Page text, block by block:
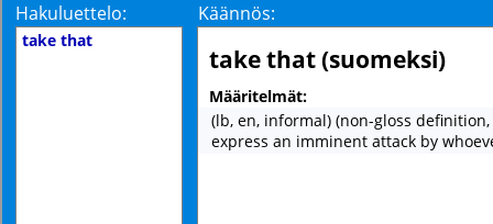
Hakuluettelo: Käännös:
take that
take that (suomeksi)
Määritelmät:
(lb, en, informal) (non-gloss
express an imminent attack by